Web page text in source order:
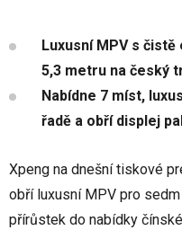
Luxusní MPV s
5,3 metru na český
Nabídne 7 míst,
řadě a obří displej
Xpeng na dnešní tiskové
obří luxusní MPV pro
přírůstek do nabídky